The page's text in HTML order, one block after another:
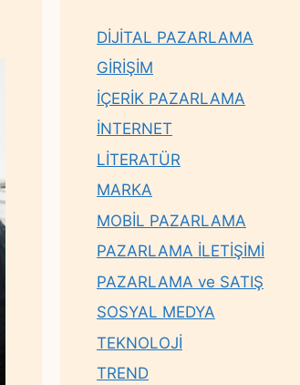
DİJİTAL PAZARLAMA
GİRİŞİM
İÇERİK PAZARLAMA
İNTERNET
LİTERATÜR
MARKA
MOBİL PAZARLAMA
PAZARLAMA İLETİŞİMİ
PAZARLAMA ve SATIŞ
SOSYAL MEDYA
TEKNOLOJİ
TREND